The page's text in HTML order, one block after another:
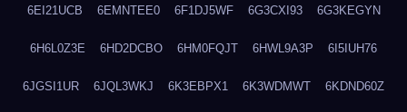
6EI21UCB 6EMNTEE0 6F1DJ5WF 6G3CXI93 6G3KEGYN
6H6L0Z3E 6HD2DCBO 6HM0FQJT 6HWL9A3P 6I5IUH76
6JGSI1UR 6JQL3WKJ 6K3EBPX1 6K3WDMWT 6KDND60Z